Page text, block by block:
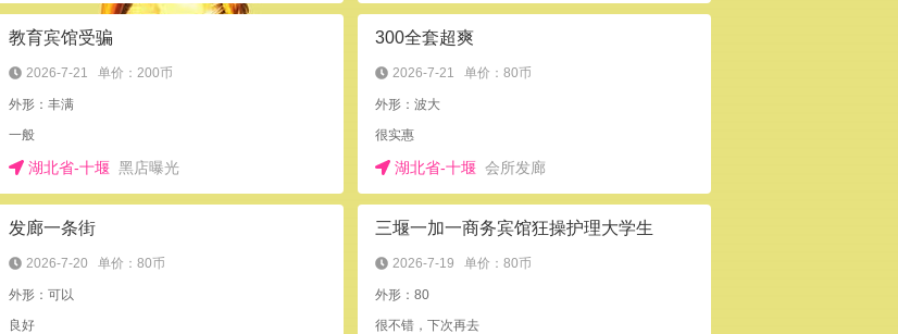
教育宾馆受骗
2026-7-21 单价：200币
外形：丰满
一般
湖北省-十堰黑店曝光
300全套超爽
2026-7-21 单价：80币
外形：波大
很实惠
湖北省-十堰 会所发廊
发廊一条街
2026-7-20 单价：80币
外形：可以
良好
三堰一加一商务宾馆狂操护理大学生
2026-7-19 单价：80币
外形：80
很不错，下次再去